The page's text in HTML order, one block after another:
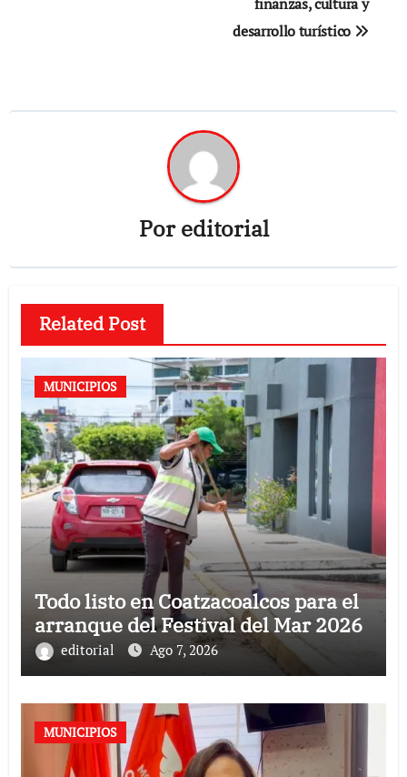
desarrollo turístico
Poreditorial
Related Post
MUNICIPIOS
Todo listo en Coatzacoalcos para el
arranque del Festival del Mar 2026
editorial Ago 7, 2026
MUNICIPIOS